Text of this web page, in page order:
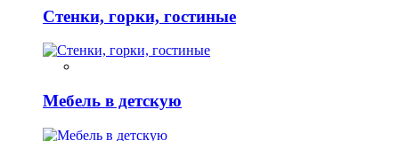
Стенки, горки, гостиные
Мебель в детскую